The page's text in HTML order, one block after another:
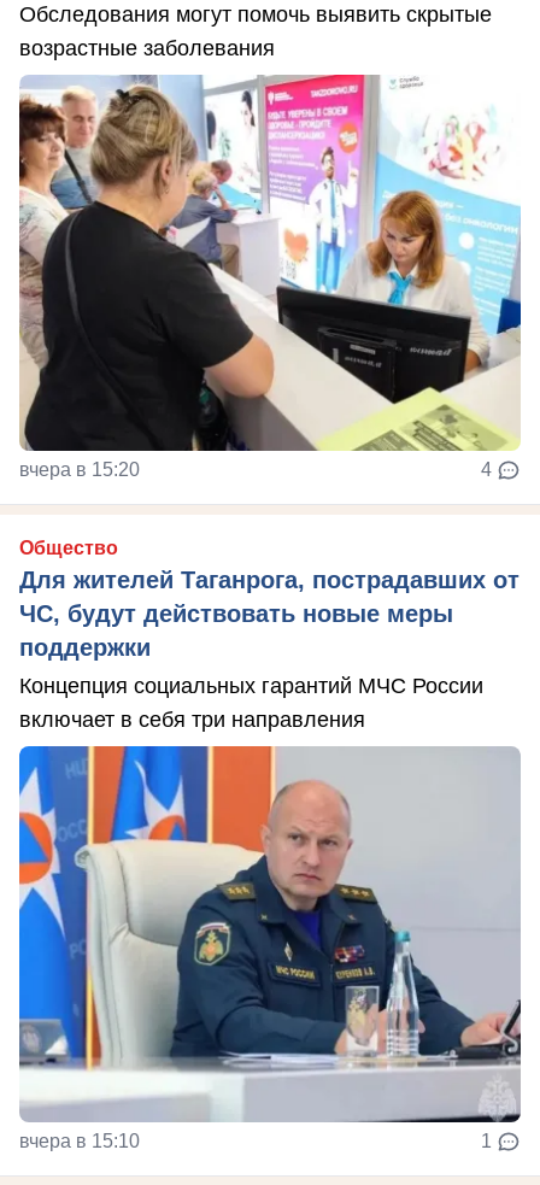
Обследования могут помочь выявить скрытые
возрастные заболевания
вчера в 15:20 4
Общество
Для жителей Таганрога, пострадавших от
ЧС, будут действовать новые меры
поддержки
Концепция социальных гарантий МЧС России
включает в себя три направления
вчера в 15:10 1